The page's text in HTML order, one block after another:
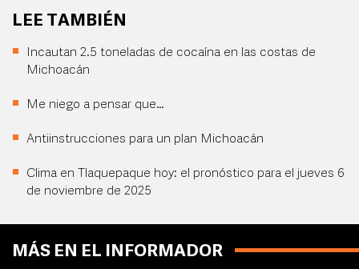
LEE TAMBIÉN
Incautan 2.5 toneladas de cocaína en las costas de
Michoacán
Me niego a pensar que…
Antiinstrucciones para un plan Michoacán
Clima en Tlaquepaque hoy: el pronóstico para el jueves 6
de noviembre de 2025
MÁS EN EL INFORMADOR